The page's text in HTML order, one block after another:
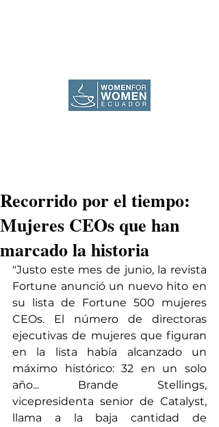
Recorrido por el tiempo:
Mujeres CEOs que han
marcado la historia
"Justo este mes de junio, la revista
Fortune anunció un nuevo hito en
su lista de Fortune 500 mujeres
CEOs. El número de directoras
ejecutivas de mujeres que figuran
en la lista había alcanzado un
máximo histórico: 32 en un solo
año... Brande Stellings,
vicepresidenta senior de Catalyst,
llama a la baja cantidad de